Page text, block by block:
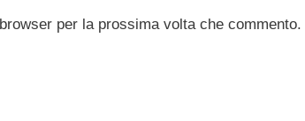
per la prossima volta che commento.